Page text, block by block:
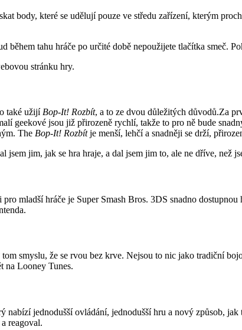
body, které se udělují pouze ve středu zařízení, kterým
během tahu hráče po určité době nepoužijete tlačítka smeč.
stránku hry.
také užijí Bop-It! Rozbít, a to ze dvou důležitých důvodů.Za
geekové jsou již přirozeně rychlí, takže to pro ně bude
The Bop-It! Rozbítje menší, lehčí a snadněji se drží,
jim, jak se hra hraje, a dal jsem jim to, ale ne dříve, než
mladší hráče je Super Smash Bros. 3DS snadno
smyslu, že se rvou bez krve. Nejsou to nic jako tradiční
na Looney Tunes.
jednodušší ovládání, jednodušší hru a nový způsob,
reagoval.